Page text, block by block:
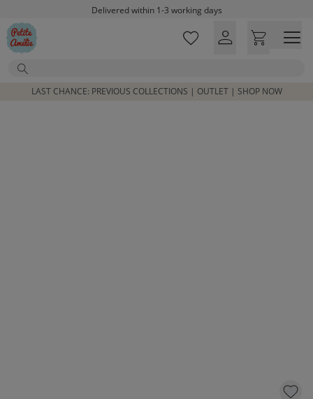
Skip to main contentDelivered within 1-3 working days
Free shipping on orders above £100*
Search
LAST CHANCE: PREVIOUS COLLECTIONS | OUTLET | SHOP NOW